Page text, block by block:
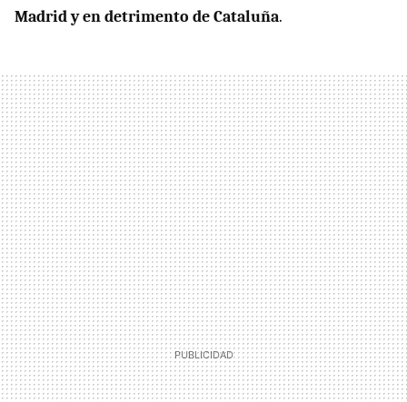
Madrid y en detrimento de Cataluña.